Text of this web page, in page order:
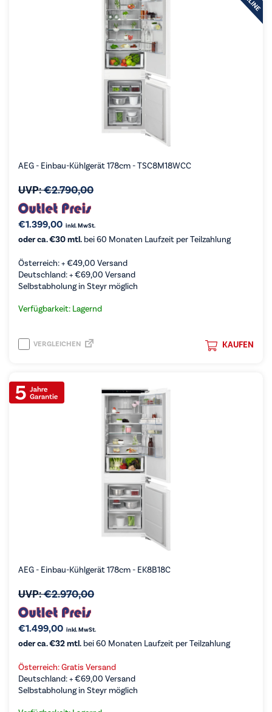
AEG - Einbau-Kühlgerät 178cm - TSC8M18WCC
UVP:€2.790,00
€1.399,00 inkl. MwSt.
oder ca. €30 mtl. bei 60 Monaten Laufzeit per Teilzahlung
Österreich: +€49,00 Versand
Deutschland: +€69,00 Versand
Selbstabholung in Steyr möglich
Verfügbarkeit: Lagernd
KAUFEN
VERGLEICHEN
AEG - Einbau-Kühlgerät 178cm - EK8B18C
UVP:€2.970,00
€1.499,00 inkl. MwSt.
oder ca. €32 mtl. bei 60 Monaten Laufzeit per Teilzahlung
Österreich: Gratis Versand
Deutschland: +€69,00 Versand
Selbstabholung in Steyr möglich